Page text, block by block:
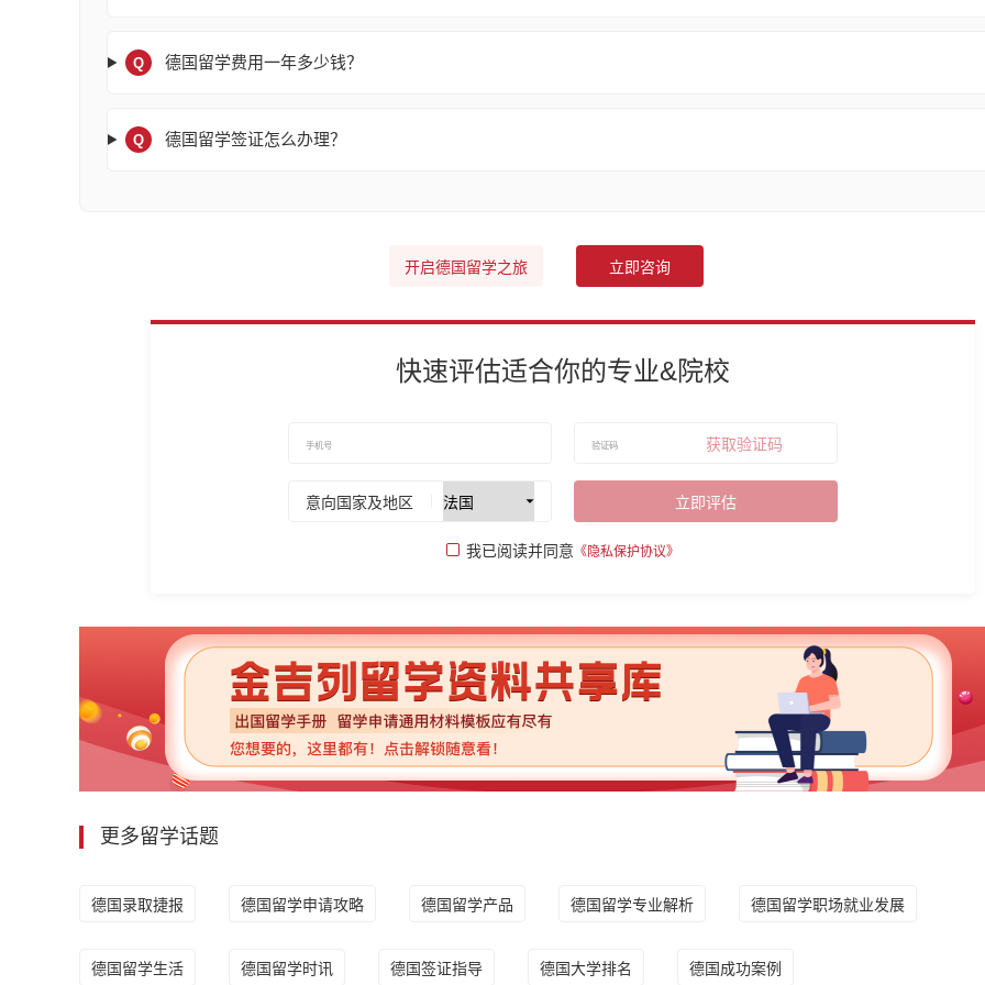
Q 德国留学费用一年多少钱？
Q 德国留学签证怎么办理？
开启德国留学之旅 立即咨询
快速评估适合你的专业&院校
获取验证码
意向国家及地区 立即评估
我已阅读并同意 《隐私保护协议》
更多留学话题
德国录取捷报 德国留学申请攻略 德国留学产品 德国留学专业解析 德国留学职场就业发展
德国留学生活 德国留学时讯 德国签证指导 德国大学排名 德国成功案例